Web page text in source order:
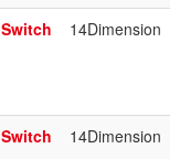
Switch 14Dimension
Switch 14Dimension